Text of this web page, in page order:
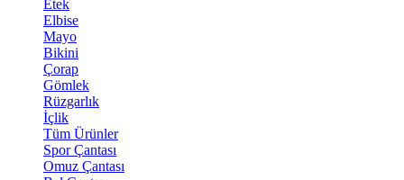
Etek
Elbise
Mayo
Bikini
Çorap
Gömlek
Rüzgarlık
İçlik
Tüm Ürünler
Spor Çantası
Omuz Çantası